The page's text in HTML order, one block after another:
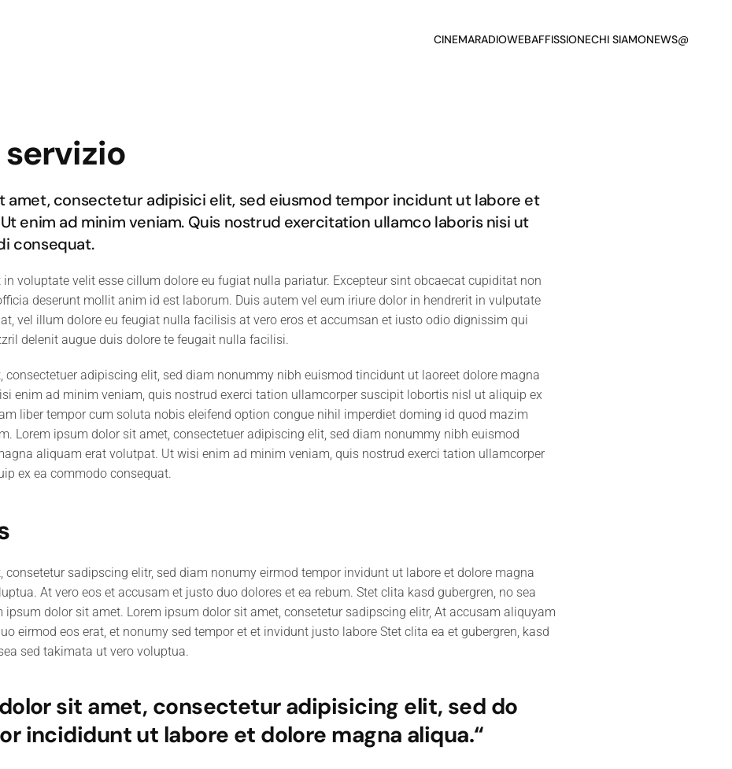
CINEMARADIOWEBAFFISSIONECHI SIAMONEWS@
amet, consectetur adipisici elit, sed eiusmod tempor incidunt ut labore et
enim ad minim veniam. Quis nostrud exercitation ullamco laboris nisi ut
consequat.
in voluptate velit esse cillum dolore eu fugiat nulla pariatur. Excepteur sint obcaecat cupiditat non
deserunt mollit anim id est laborum. Duis autem vel eum iriure dolor in hendrerit in vulputate
vel illum dolore eu feugiat nulla facilisis at vero eros et accumsan et iusto odio dignissim qui
delenit augue duis dolore te feugait nulla facilisi.
consectetuer adipiscing elit, sed diam nonummy nibh euismod tincidunt ut laoreet dolore magna
enim ad minim veniam, quis nostrud exerci tation ullamcorper suscipit lobortis nisl ut aliquip ex
liber tempor cum soluta nobis eleifend option congue nihil imperdiet doming id quod mazim
Lorem ipsum dolor sit amet, consectetuer adipiscing elit, sed diam nonummy nibh euismod
aliquam erat volutpat. Ut wisi enim ad minim veniam, quis nostrud exerci tation ullamcorper
ex ea commodo consequat.
consetetur sadipscing elitr, sed diam nonumy eirmod tempor invidunt ut labore et dolore magna
At vero eos et accusam et justo duo dolores et ea rebum. Stet clita kasd gubergren, no sea
dolor sit amet. Lorem ipsum dolor sit amet, consetetur sadipscing elitr, At accusam aliquyam
eirmod eos erat, et nonumy sed tempor et et invidunt justo labore Stet clita ea et gubergren, kasd
sed takimata ut vero voluptua.
sit amet, consectetur adipisicing elit, sed do
incididunt ut labore et dolore magna aliqua.“